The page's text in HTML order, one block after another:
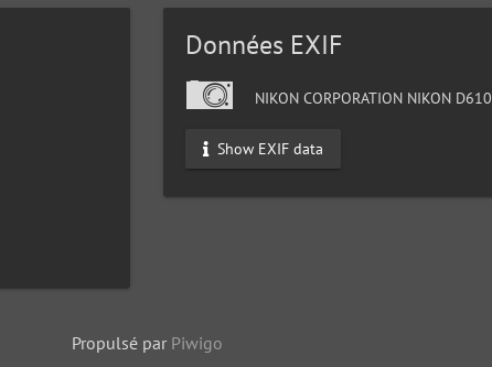
Données EXIF
NIKON CORPORATION NIKON D610
Show EXIF data
Propulsé par Piwigo